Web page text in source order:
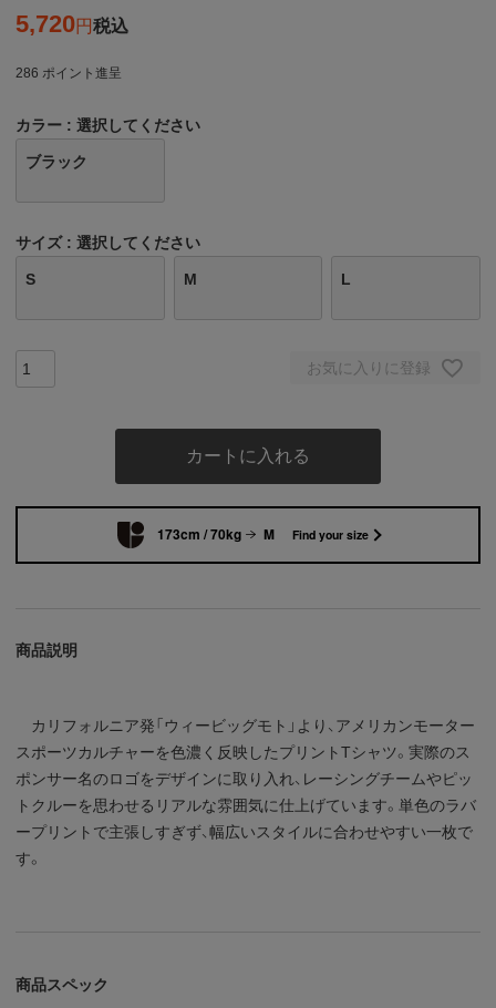
5,720 税込
286 ポイント進呈
カラー 選択してください
ブラック
サイズ 選択してください
S M L
お気に入りに登録
カートに入れる
173cm / 70kg M Find your size
商品説明
カリフォルニア発「ウィービッグモト」より、アメリカンモーター
スポーツカルチャーを色濃く反映したプリントTシャツ。実際のス
ポンサー名のロゴをデザインに取り入れ、レーシングチームやピッ
トクルーを思わせるリアルな雰囲気に仕上げています。単色のラバ
ープリントで主張しすぎず、幅広いスタイルに合わせやすい一枚で
す。
商品スペック